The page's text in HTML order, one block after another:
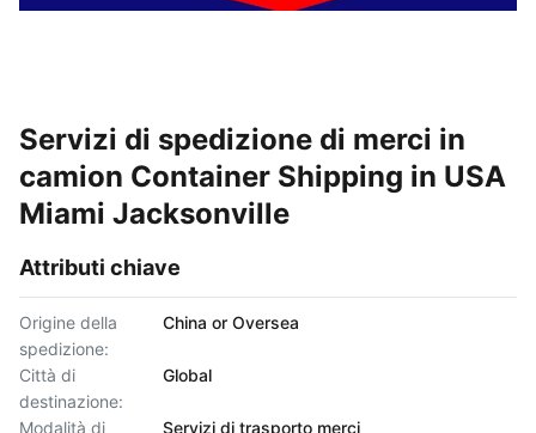
Servizi di spedizione di merci in
camion Container Shipping in USA
Miami Jacksonville
Attributi chiave
Origine della
spedizione:
China or Oversea
Città di
destinazione:
Global
Modalità di
Servizi di trasporto merci